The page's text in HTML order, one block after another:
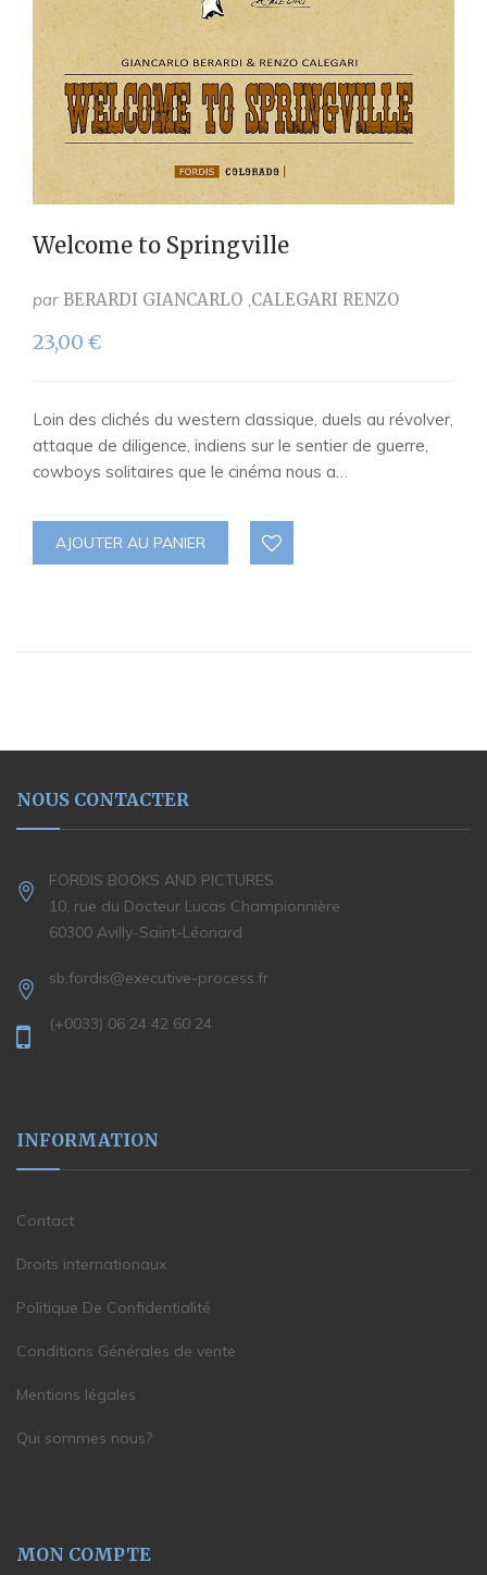
Welcome to Springville
par BERARDI GIANCARLO CALEGARI RENZO
23,00 €
Loin des clichés du western classique, duels au révolver,
attaque de diligence, indiens sur le sentier de guerre,
cowboys solitaires que le cinéma nous a…
AJOUTER AU PANIER
NOUS CONTACTER
FORDIS BOOKS AND PICTURES
10, rue du Docteur Lucas Championnière
60300 Avilly-Saint-Léonard
sb.fordis@executive-process.fr
(+0033) 06 24 42 60 24
INFORMATION
Contact
Droits internationaux
Politique De Confidentialité
Conditions Générales de vente
Mentions légales
Qui sommes nous?
MON COMPTE